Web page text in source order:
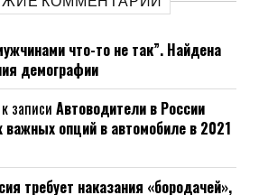
что-то не так”. Найдена
демографии
к записи Автоводители в России
важных опций в автомобиле в 2021
требует наказания «бородачей»,